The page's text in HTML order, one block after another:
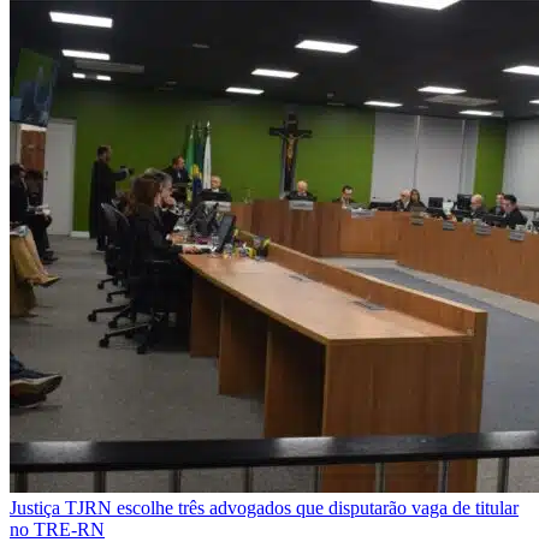
Justiça TJRN escolhe três advogados que disputarão vaga de titular
no TRE-RN